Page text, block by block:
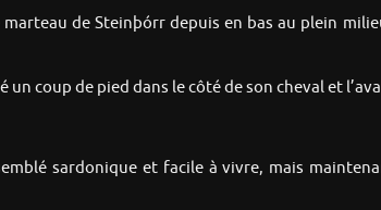
de Steinþórr depuis en bas au plein
coup de pied dans le côté de son cheval et
sardonique et facile à vivre, mais